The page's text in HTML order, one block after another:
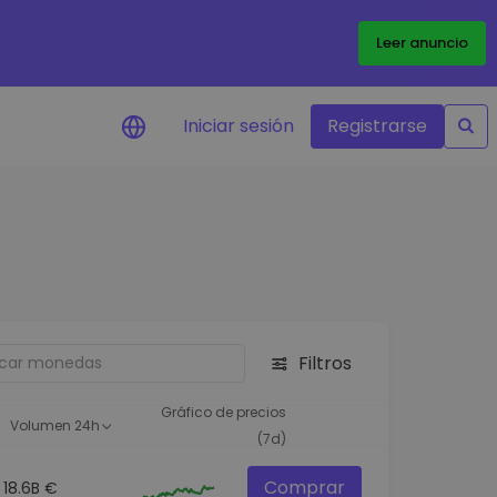
Leer anuncio
oportunidades de
inteligente para un
Iniciar sesión Registrarse
Filtros
Volumen 24h
Gráfico de precios
(7d)
18.6B € Comprar